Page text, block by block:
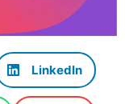
LinkedIn